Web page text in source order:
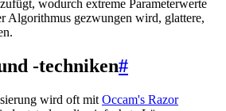
wodurch extreme Parameterwerte
Algorithmus gezwungen wird, glattere,
-techniken#
wird oft mit Occam's Razor